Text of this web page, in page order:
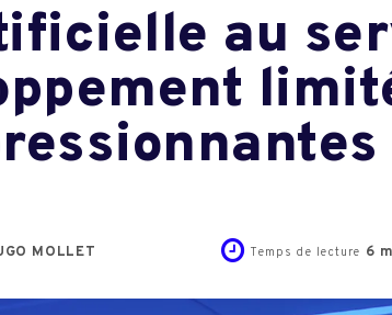
au
MOLLET Temps de lecture 6